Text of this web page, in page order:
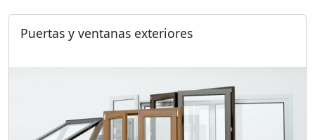
Puertas y ventanas exteriores